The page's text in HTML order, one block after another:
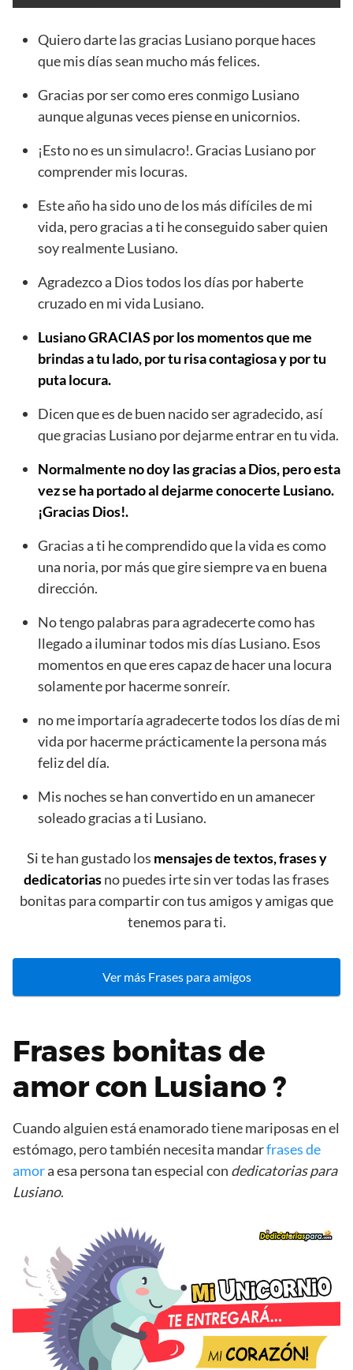
Quiero darte las gracias Lusiano porque haces
que mis días sean mucho más felices.
Gracias por ser como eres conmigo Lusiano
aunque algunas veces piense en unicornios.
¡Esto no es un simulacro!. Gracias Lusiano por
comprender mis locuras.
Este año ha sido uno de los más difíciles de mi
vida, pero gracias a ti he conseguido saber quien
soy realmente Lusiano.
Agradezco a Dios todos los días por haberte
cruzado en mi vida Lusiano.
Lusiano GRACIAS por los momentos que me
brindas a tu lado, por tu risa contagiosa y por tu
puta locura.
Dicen que es de buen nacido ser agradecido, así
que gracias Lusiano por dejarme entrar en tu vida.
Normalmente no doy las gracias a Dios, pero esta
vez se ha portado al dejarme conocerte Lusiano.
¡Gracias Dios!.
Gracias a ti he comprendido que la vida es como
una noria, por más que gire siempre va en buena
dirección.
No tengo palabras para agradecerte como has
llegado a iluminar todos mis días Lusiano. Esos
momentos en que eres capaz de hacer una locura
solamente por hacerme sonreír.
no me importaría agradecerte todos los días de mi
vida por hacerme prácticamente la persona más
feliz del día.
Mis noches se han convertido en un amanecer
soleado gracias a ti Lusiano.
Si te han gustado los mensajes de textos, frases y
dedicatoriasno puedes irte sin ver todas las frases
bonitas para compartir con tus amigos y amigas que
tenemos para ti.
Ver más Frases para amigos
Frases bonitas de
amor con Lusiano ?
Cuando alguien está enamorado tiene mariposas en el
estómago, pero también necesita mandarfrases de
amora esa persona tan especial con dedicatorias para
Lusiano.